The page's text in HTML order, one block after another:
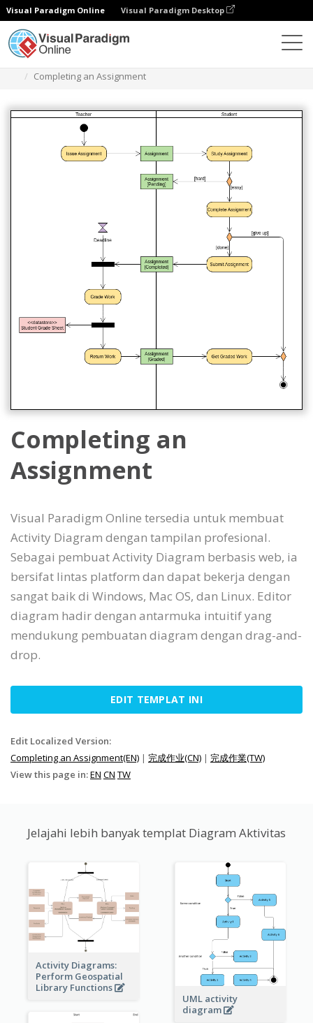
Visual Paradigm Online Visual Paradigm Desktop
Completing an Assignment
Completing an
Assignment
Visual Paradigm Online tersedia untuk membuat
Activity Diagram dengan tampilan profesional.
Sebagai pembuat Activity Diagram berbasis web, ia
bersifat lintas platform dan dapat bekerja dengan
sangat baik di Windows, Mac OS, dan Linux. Editor
diagram hadir dengan antarmuka intuitif yang
mendukung pembuatan diagram dengan drag-and-
drop.
EDIT TEMPLAT INI
Edit Localized Version:
Completing an Assignment(EN) | 完成作业(CN) | 完成作業(TW)
View this page in:EN CN TW
Jelajahi lebih banyak templat Diagram Aktivitas
Activity Diagrams:
Perform Geospatial
Library Functions
UML activity
diagram